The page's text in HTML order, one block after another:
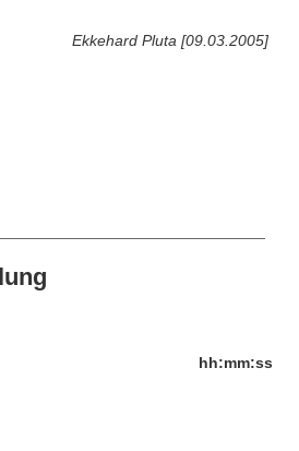
Ekkehard Pluta [09.03.2005]
hh:mm:ss